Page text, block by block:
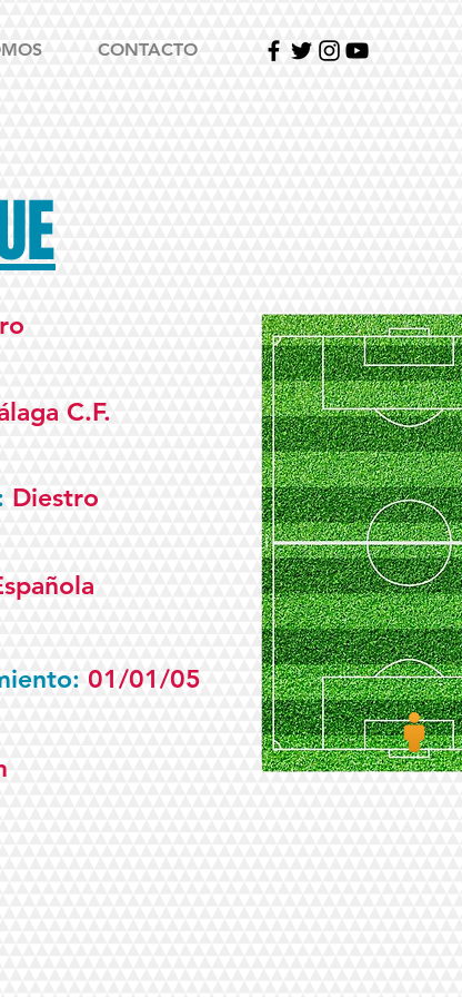
CONTACTO
C.F.
Diestro
01/01/05